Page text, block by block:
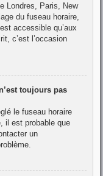
Londres, Paris, New
du fuseau horaire,
accessible qu’aux
c’est l’occasion
toujours pas
le fuseau horaire
il est probable que
un